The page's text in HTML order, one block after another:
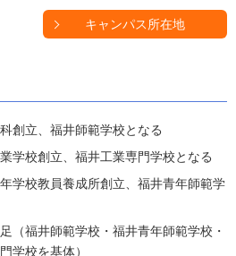
キャンパス所在地
創立、福井師範学校となる
学校創立、福井工業専門学校となる
学校教員養成所創立、福井青年師範学
（福井師範学校・福井青年師範学校・
学校を基体）